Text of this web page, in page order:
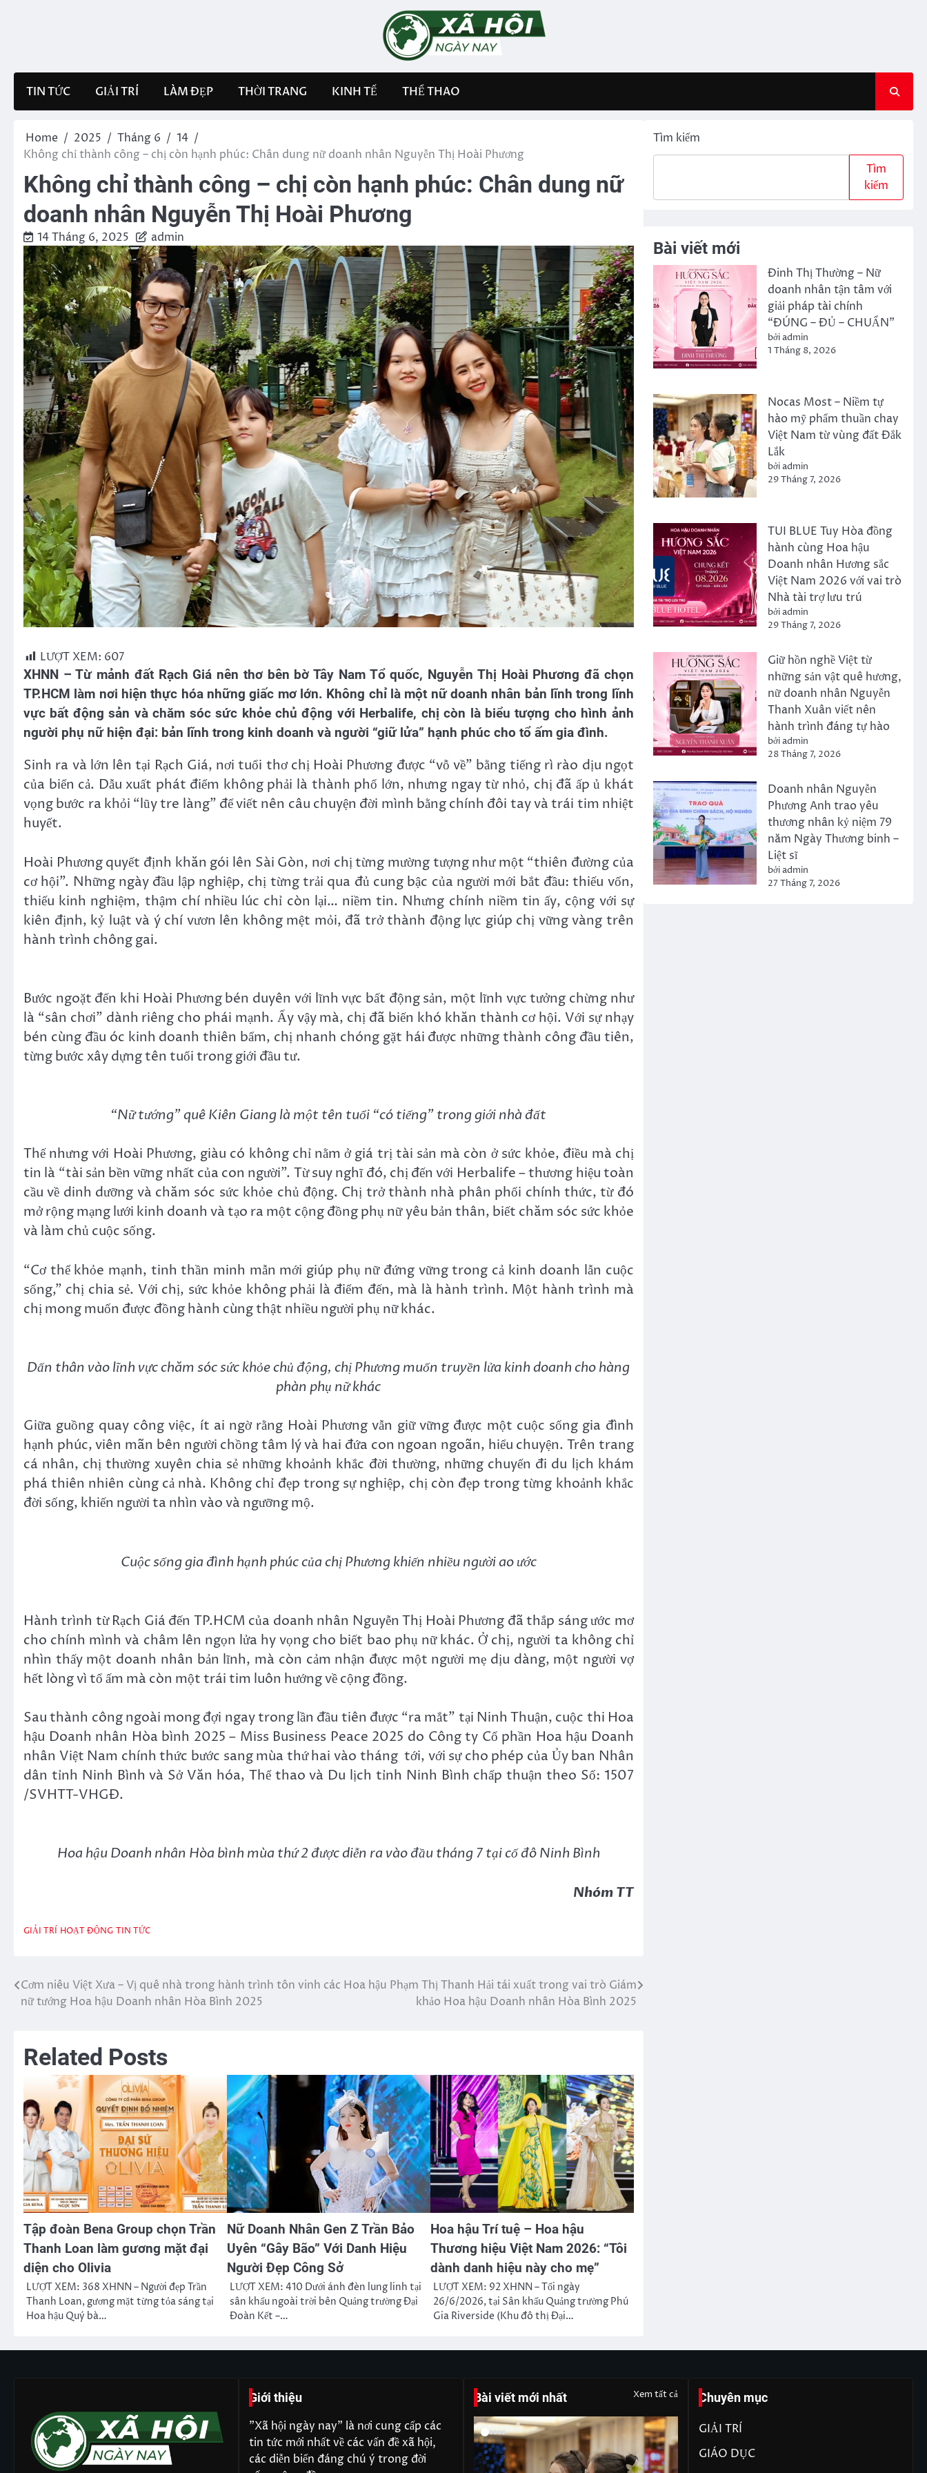
TIN TỨC GIẢI TRÍ LÀM ĐẸP THỜI TRANG KINH TẾ THỂ THAO
Home 2025 Tháng 6
14
Không chỉ thành công – chị còn hạnh phúc: Chân dung nữ doanh nhân Nguyễn Thị Hoài Phương
Không chỉ thành công – chị còn hạnh phúc: Chân dung nữ
doanh nhân Nguyễn Thị Hoài Phương
14 Tháng 6, 2025 admin
LƯỢT XEM: 607
XHNN – Từ mảnh đất Rạch Giá nên thơ bên bờ Tây Nam Tổ quốc, Nguyễn Thị Hoài Phương đã chọn
TP.HCM làm nơi hiện thực hóa những giấc mơ lớn. Không chỉ là một nữ doanh nhân bản lĩnh trong lĩnh
vực bất động sản và chăm sóc sức khỏe chủ động với Herbalife, chị còn là biểu tượng cho hình ảnh
người phụ nữ hiện đại: bản lĩnh trong kinh doanh và người “giữ lửa” hạnh phúc cho tổ ấm gia đình.
Sinh ra và lớn lên tại Rạch Giá, nơi tuổi thơ chị Hoài Phương được “vỗ về” bằng tiếng rì rào dịu ngọt
của biển cả. Dẫu xuất phát điểm không phải là thành phố lớn, nhưng ngay từ nhỏ, chị đã ấp ủ khát
vọng bước ra khỏi “lũy tre làng” để viết nên câu chuyện đời mình bằng chính đôi tay và trái tim nhiệt
huyết.
Hoài Phương quyết định khăn gói lên Sài Gòn, nơi chị từng mường tượng như một “thiên đường của
cơ hội”. Những ngày đầu lập nghiệp, chị từng trải qua đủ cung bậc của người mới bắt đầu: thiếu vốn,
thiếu kinh nghiệm, thậm chí nhiều lúc chỉ còn lại… niềm tin. Nhưng chính niềm tin ấy, cộng với sự
kiên định, kỷ luật và ý chí vươn lên không mệt mỏi, đã trở thành động lực giúp chị vững vàng trên
hành trình chông gai.
Bước ngoặt đến khi Hoài Phương bén duyên với lĩnh vực bất động sản, một lĩnh vực tưởng chừng như
là “sân chơi” dành riêng cho phái mạnh. Ấy vậy mà, chị đã biến khó khăn thành cơ hội. Với sự nhạy
bén cùng đầu óc kinh doanh thiên bẩm, chị nhanh chóng gặt hái được những thành công đầu tiên,
từng bước xây dựng tên tuổi trong giới đầu tư.
“Nữ tướng” quê Kiên Giang là một tên tuổi “có tiếng” trong giới nhà đất
Thế nhưng với Hoài Phương, giàu có không chỉ nằm ở giá trị tài sản mà còn ở sức khỏe, điều mà chị
tin là “tài sản bền vững nhất của con người”. Từ suy nghĩ đó, chị đến với Herbalife – thương hiệu toàn
cầu về dinh dưỡng và chăm sóc sức khỏe chủ động. Chị trở thành nhà phân phối chính thức, từ đó
mở rộng mạng lưới kinh doanh và tạo ra một cộng đồng phụ nữ yêu bản thân, biết chăm sóc sức khỏe
và làm chủ cuộc sống.
“Cơ thể khỏe mạnh, tinh thần minh mẫn mới giúp phụ nữ đứng vững trong cả kinh doanh lẫn cuộc
sống,” chị chia sẻ. Với chị, sức khỏe không phải là điểm đến, mà là hành trình. Một hành trình mà
chị mong muốn được đồng hành cùng thật nhiều người phụ nữ khác.
Dấn thân vào lĩnh vực chăm sóc sức khỏe chủ động, chị Phương muốn truyền lửa kinh doanh cho hàng
phàn phụ nữ khác
Giữa guồng quay công việc, ít ai ngờ rằng Hoài Phương vẫn giữ vững được một cuộc sống gia đình
hạnh phúc, viên mãn bên người chồng tâm lý và hai đứa con ngoan ngoãn, hiểu chuyện. Trên trang
cá nhân, chị thường xuyên chia sẻ những khoảnh khắc đời thường, những chuyến đi du lịch khám
phá thiên nhiên cùng cả nhà. Không chỉ đẹp trong sự nghiệp, chị còn đẹp trong từng khoảnh khắc
đời sống, khiến người ta nhìn vào và ngưỡng mộ.
Cuộc sống gia đình hạnh phúc của chị Phương khiến nhiều người ao ước
Hành trình từ Rạch Giá đến TP.HCM của doanh nhân Nguyễn Thị Hoài Phương đã thắp sáng ước mơ
cho chính mình và châm lên ngọn lửa hy vọng cho biết bao phụ nữ khác. Ở chị, người ta không chỉ
nhìn thấy một doanh nhân bản lĩnh, mà còn cảm nhận được một người mẹ dịu dàng, một người vợ
hết lòng vì tổ ấm mà còn một trái tim luôn hướng về cộng đồng.
Sau thành công ngoài mong đợi ngay trong lần đầu tiên được “ra mắt” tại Ninh Thuận, cuộc thi Hoa
hậu Doanh nhân Hòa bình 2025 – Miss Business Peace 2025 do Công ty Cổ phần Hoa hậu Doanh
nhân Việt Nam chính thức bước sang mùa thứ hai vào tháng tới, với sự cho phép của Ủy ban Nhân
dân tỉnh Ninh Bình và Sở Văn hóa, Thể thao và Du lịch tỉnh Ninh Bình chấp thuận theo Số: 1507
/SVHTT-VHGĐ.
Hoa hậu Doanh nhân Hòa bình mùa thứ 2 được diễn ra vào đầu tháng 7 tại cố đô Ninh Bình
Nhóm TT
GIẢI TRÍ HOẠT ĐỘNG TIN TỨC
Điều
viết
Cơm niêu Việt Xưa – Vị quê nhà trong hành trình tôn vinh các
nữ tướng Hoa hậu Doanh nhân Hòa Bình 2025
Hoa hậu Phạm Thị Thanh Hải tái xuất trong vai trò Giám
khảo Hoa hậu Doanh nhân Hòa Bình 2025
Related Posts
Tập đoàn Bena Group chọn Trần
Thanh Loan làm gương mặt đại
diện cho Olivia
LƯỢT XEM: 368 XHNN – Người đẹp Trần
Thanh Loan, gương mặt từng tỏa sáng tại
Hoa hậu Quý bà…
Nữ Doanh Nhân Gen Z Trần Bảo
Uyên “Gây Bão” Với Danh Hiệu
Người Đẹp Công Sở
LƯỢT XEM: 410 Dưới ánh đèn lung linh tại
sân khấu ngoài trời bên Quảng trường Đại
Đoàn Kết –…
Hoa hậu Trí tuệ – Hoa hậu
Thương hiệu Việt Nam 2026: “Tôi
dành danh hiệu này cho mẹ”
LƯỢT XEM: 92 XHNN – Tối ngày
26/6/2026, tại Sân khấu Quảng trường Phú
Gia Riverside (Khu đô thị Đại…
Tìm kiếm
Tìm
kiếm
Bài viết mới
Đinh Thị Thường – Nữ
doanh nhân tận tâm với
giải pháp tài chính
“ĐÚNG – ĐỦ – CHUẨN”
bởi admin
1 Tháng 8, 2026
Nocas Most – Niềm tự
hào mỹ phẩm thuần chay
Việt Nam từ vùng đất Đắk
Lắk
bởi admin
29 Tháng 7, 2026
TUI BLUE Tuy Hòa đồng
hành cùng Hoa hậu
Doanh nhân Hương sắc
Việt Nam 2026 với vai trò
Nhà tài trợ lưu trú
bởi admin
29 Tháng 7, 2026
Giữ hồn nghề Việt từ
những sản vật quê hương,
nữ doanh nhân Nguyễn
Thanh Xuân viết nên
hành trình đáng tự hào
bởi admin
28 Tháng 7, 2026
Doanh nhân Nguyễn
Phương Anh trao yêu
thương nhân kỷ niệm 79
năm Ngày Thương binh –
Liệt sĩ
bởi admin
27 Tháng 7, 2026
Giới thiệu
"Xã hội ngày nay" là nơi cung cấp các
tin tức mới nhất về các vấn đề xã hội,
các diễn biến đáng chú ý trong đời
Bài viết mới nhất Xem tất cả Chuyên mục
GIẢI TRÍ
GIÁO DỤC